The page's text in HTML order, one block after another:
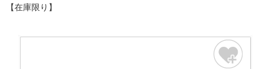
【在庫限り】